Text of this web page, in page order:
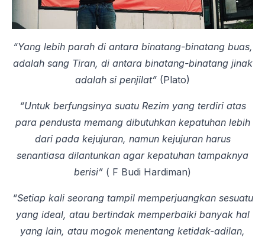
“Yang lebih parah di antara binatang-binatang buas,
adalah sang Tiran, di antara binatang-binatang jinak
adalah si penjilat” (Plato)
“Untuk berfungsinya suatu Rezim yang terdiri atas
para pendusta memang dibutuhkan kepatuhan lebih
dari pada kejujuran, namun kejujuran harus
senantiasa dilantunkan agar kepatuhan tampaknya
berisi” ( F Budi Hardiman)
“Setiap kali seorang tampil memperjuangkan sesuatu
yang ideal, atau bertindak memperbaiki banyak hal
yang lain, atau mogok menentang ketidak-adilan,